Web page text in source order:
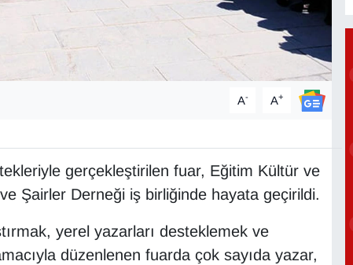
A- A+
gerçekleştirilen fuar, Eğitim Kültür ve
Şairler Derneği iş birliğinde hayata geçirildi.
yerel yazarları desteklemek ve
düzenlenen fuarda çok sayıda yazar,